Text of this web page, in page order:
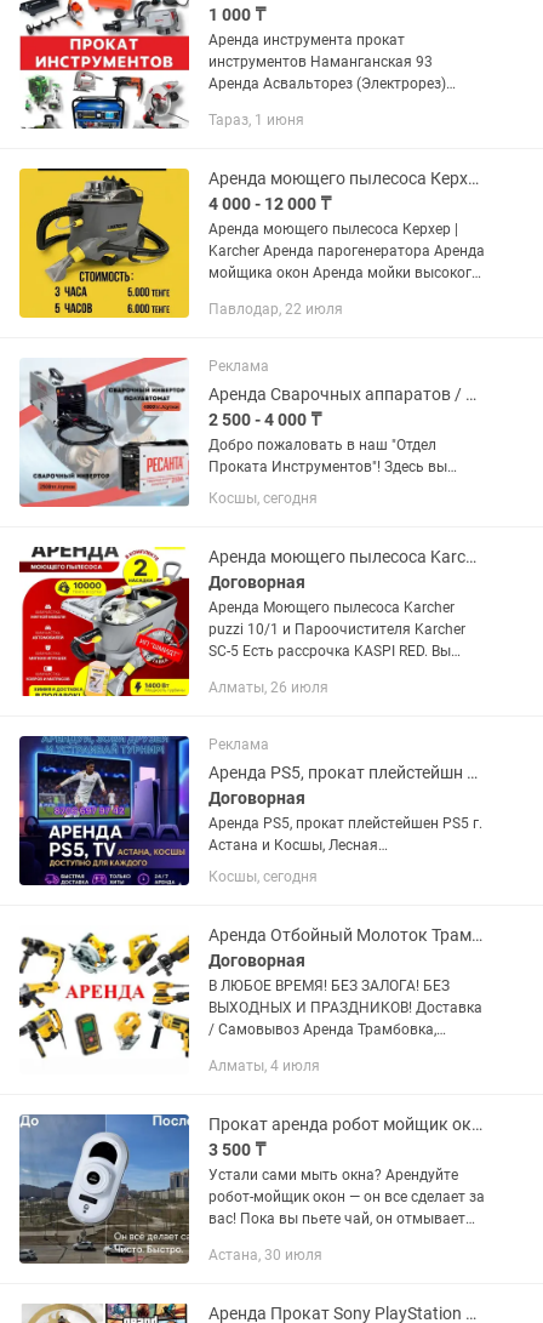
1 000 ₸
Аренда инструмента прокат
инструментов Наманганская 93
Аренда Асвальторез (Электрорез)
Болгарка(125р, 150р, 180р,230р)
Гайковёрт Аренда...
Тараз, 1 июня
Аренда моющего пылесоса Керхер
4 000 - 12 000 ₸
Аренда моющего пылесоса Керхер |
Karcher Аренда парогенератора Аренда
мойщика окон Аренда мойки высокого
Павлодар, 22 июля
Реклама
Аренда Сварочных аппаратов / полуавтомат
2 500 - 4 000 ₸
Добро пожаловать в наш "Отдел
Проката Инструментов"! Здесь вы
найдете нужные инструменты в нужное
время! -Почему именно наш сервис?
надежным сервисом аренды...
Косшы, сегодня
Аренда моющего пылесоса Karcher puzzi 10/1
Договорная
Аренда Моющего пылесоса Karcher
puzzi 10/1 и Пароочистителя Karcher
SC-5 Есть рассрочка KASPI RED. Вы
диваны, матрасы , ковры , кухонные
Алматы, 26 июля
Реклама
Аренда PS5, прокат плейстейшн PS5, телевизор, TV, аренда плейстейшн PS5
Договорная
Аренда PS5, прокат плейстейшен PS5 г.
Астана и Косшы, Лесная
поляна,Тайтобе 🎮FIFA 26, 25
обновлённый состав (на двоих) 🎮NHL
5 (на двоих) 🎮GTA V...
Косшы, сегодня
Аренда Отбойный Молоток Трамбовка Перфоратор Болгарка Углорез Вибратор Фен
Договорная
В ЛЮБОЕ ВРЕМЯ! БЕЗ ЗАЛОГА! БЕЗ
ВЫХОДНЫХ И ПРАЗДНИКОВ! Доставка
/ Самовывоз Аренда Трамбовка,
Перфоратор, Дрель,Шуруповёрт,
Райымбека...
Алматы, 4 июля
Прокат аренда робот мойщик окон
3 500 ₸
Устали сами мыть окна? Арендуйте
робот-мойщик окон — он все сделает за
вас! Пока вы пьете чай, он отмывает
тг в сутки Либо курьером 🧰 Что входит
Астана, 30 июля
Аренда Прокат Sony PlayStation 5, PS5, ПС5, TV, ТВ